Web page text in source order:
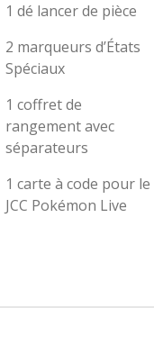
1 dé lancer de pièce
2 marqueurs d’États
Spéciaux
1 coffret de
rangement avec
séparateurs
1 carte à code pour le
JCC Pokémon Live